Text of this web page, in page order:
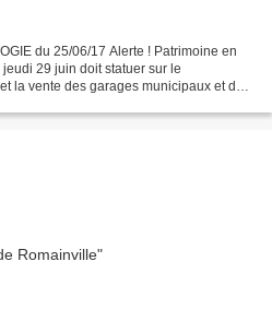
du 25/06/17 Alerte ! Patrimoine en
29 juin doit statuer sur le
la vente des garages municipaux et de l